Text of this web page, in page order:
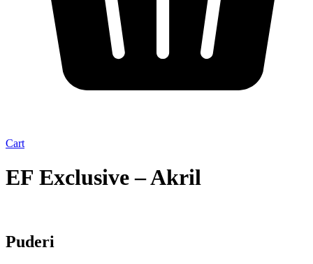
Cart
EF Exclusive – Akril
Puderi